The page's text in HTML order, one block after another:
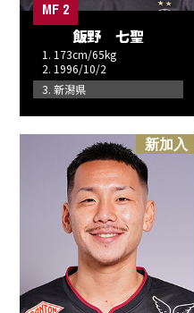
MF 2
飯野 七聖
1. 173cm/65kg
2. 1996/10/2
3. 新潟県
新加入